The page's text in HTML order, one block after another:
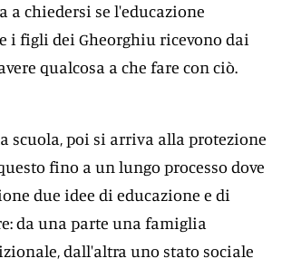
a chiedersi se l'educazione
i figli dei Gheorghiu ricevono dai
qualcosa a che fare con ciò.
scuola, poi si arriva alla protezione
fino a un lungo processo dove
due idee di educazione e di
da una parte una famiglia
dall'altra uno stato sociale